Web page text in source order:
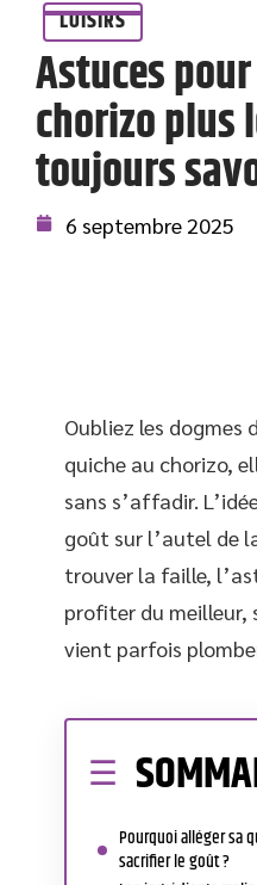
LOISIRS
Astuces
chorizo plus
toujours
6 septembre 2025
Oubliez les dogmes
quiche au chorizo,
sans s’affadir.
goût sur l’autel de
trouver la faille,
profiter du meilleur,
vient parfois
Pourquoi alléger sa
sacrifier le goût ?